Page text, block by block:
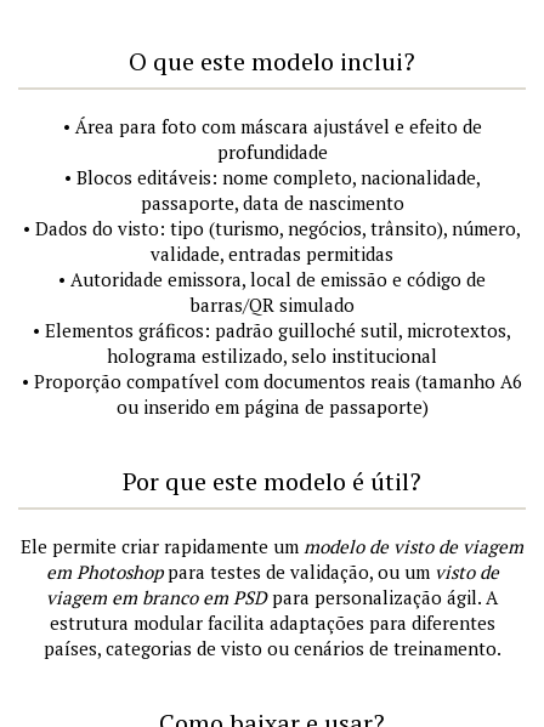
O que este modelo inclui?
• Área para foto com máscara ajustável e efeito de
profundidade
• Blocos editáveis: nome completo, nacionalidade,
passaporte, data de nascimento
• Dados do visto: tipo (turismo, negócios, trânsito), número,
validade, entradas permitidas
• Autoridade emissora, local de emissão e código de
barras/QR simulado
• Elementos gráficos: padrão guilloché sutil, microtextos,
holograma estilizado, selo institucional
• Proporção compatível com documentos reais (tamanho A6
ou inserido em página de passaporte)
Por que este modelo é útil?
Ele permite criar rapidamente um modelo de visto de viagem
em Photoshoppara testes de validação, ou um visto de
viagem em branco em PSDpara personalização ágil. A
estrutura modular facilita adaptações para diferentes
países, categorias de visto ou cenários de treinamento.